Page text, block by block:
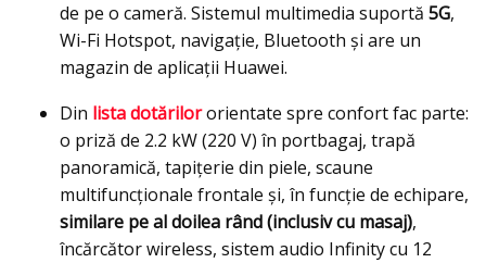
de pe o cameră. Sistemul multimedia suportă 5G,
Wi-Fi Hotspot, navigație, Bluetooth și are un
magazin de aplicații Huawei.
Din lista dotărilororientate spre confort fac parte:
o priză de 2.2 kW (220 V) în portbagaj, trapă
panoramică, tapițerie din piele, scaune
multifuncționale frontale și, în funcție de echipare,
similare pe al doilea rând (inclusiv cu masaj),
încărcător wireless, sistem audio Infinity cu 12